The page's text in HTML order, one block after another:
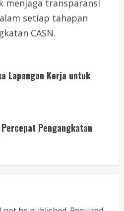
menjaga transparansi
setiap tahapan
CASN.
Lapangan Kerja untuk
Pengangkatan